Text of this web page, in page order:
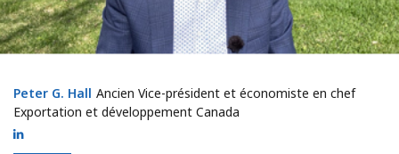
Peter G. Hall
Peter G. Hall Ancien Vice-président et économiste en chef
Exportation et développement Canada